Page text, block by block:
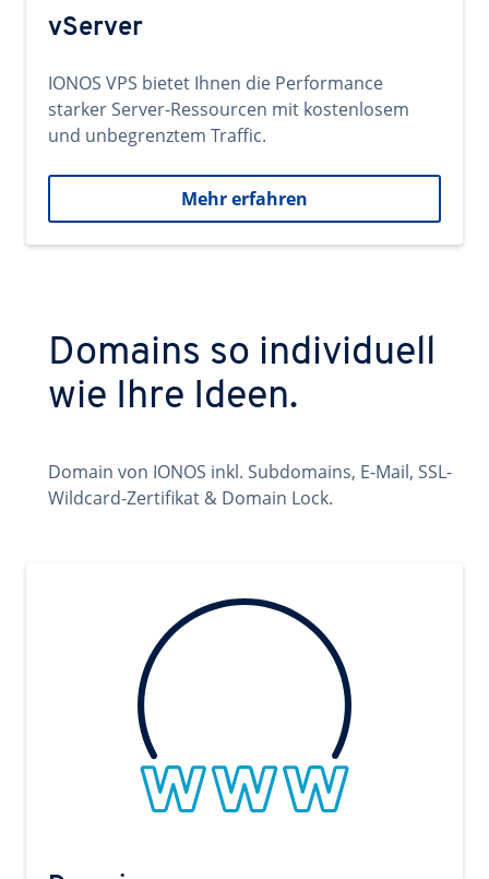
vServer
IONOS VPS bietet Ihnen die Performance
starker Server-Ressourcen mit kostenlosem
und unbegrenztem Traffic.
Mehr erfahren
Domains so individuell
wie Ihre Ideen.
Domain von IONOS inkl. Subdomains, E-Mail, SSL-
Wildcard-Zertifikat & Domain Lock.